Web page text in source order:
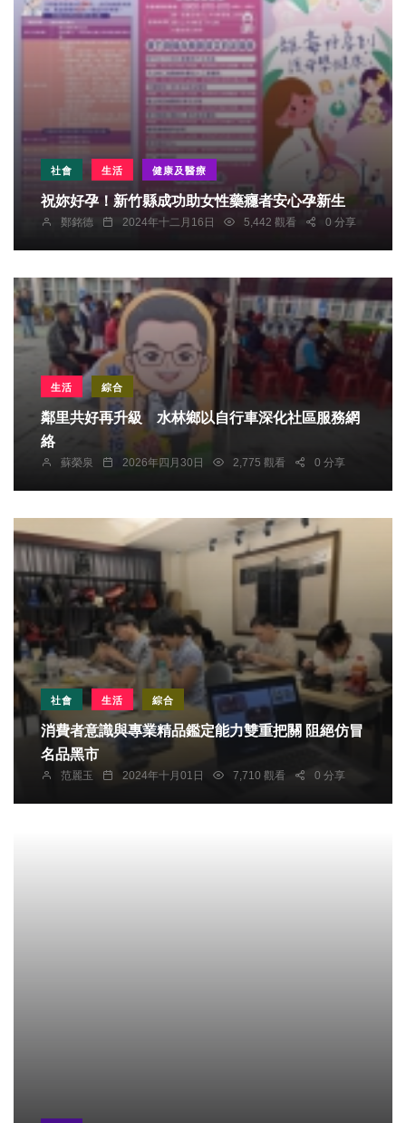
社會 生活 健康及醫療
祝妳好孕！新竹縣成功助女性藥癮者安心孕新生
鄭銘德 2024年十二月16日 5,442 觀看 0 分享
生活 綜合
鄰里共好再升級 水林鄉以自行車深化社區服務網
絡
蘇榮泉 2026年四月30日 2,775 觀看 0 分享
社會 生活 綜合
消費者意識與專業精品鑑定能力雙重把關 阻絕仿冒
名品黑市
范麗玉 2024年十月01日 7,710 觀看 0 分享